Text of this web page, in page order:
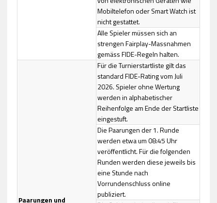
Mobiltelefon oder Smart Watch ist
nicht gestattet.
Alle Spieler müssen sich an
strengen Fairplay-Massnahmen
gemäss FIDE-Regeln halten.
Paarungen und
Für die Turnierstartliste gilt das
standard FIDE-Rating vom Juli
2026. Spieler ohne Wertung
werden in alphabetischer
Reihenfolge am Ende der Startliste
eingestuft.
Die Paarungen der 1. Runde
werden etwa um 08:45 Uhr
veröffentlicht. Für die folgenden
Runden werden diese jeweils bis
eine Stunde nach
Vorrundenschluss online
publiziert.